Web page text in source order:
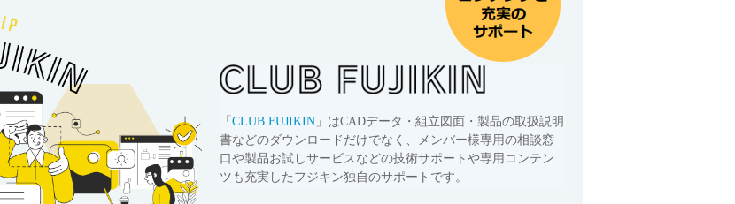
「 CLUB FUJIKIN 」はCADデータ・組立図面・製品の取扱説明
書などのダウンロードだけでなく、メンバー様専用の相談窓
口や製品お試しサービスなどの技術サポートや専用コンテン
ツも充実したフジキン独自のサポートです。